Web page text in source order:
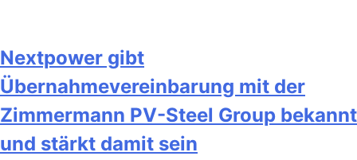
Nextpower gibt
Übernahmevereinbarung mit der
Zimmermann PV-Steel Group bekannt
und stärkt damit sein